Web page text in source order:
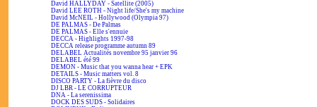
David HALLYDAY - Satellite (2005)
David LEE ROTH - Night life/She's my machine
David McNEIL - Hollywood (Olympia 97)
DE PALMAS - De Palmas
DE PALMAS - Elle s'ennuie
DECCA - Highlights 1997-98
DECCA release programme autumn 89
DELABEL Actualités novembre 95 janvier 96
DELABEL été 99
DEMON - Music that you wanna hear + EPK
DETAILS - Music matters vol. 8
DISCO PARTY - La fièvre du disco
DJ LBR - LE CORRUPTEUR
DNA - La serenissima
DOCK DES SUDS - Solidaires